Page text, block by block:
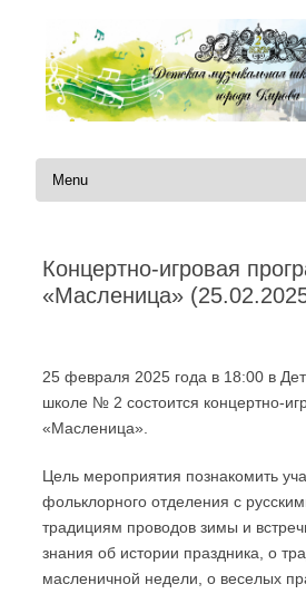
Перейти к содержимому
Концертно-игровая
«Масленица»
25 февраля 2025 года в 18:00 в
школе № 2 состоится концертно-
«Масленица».
Цель мероприятия познакомить
фольклорного отделения с
традициям проводов зимы и
знания об истории праздника, о
масленичной недели, о веселых